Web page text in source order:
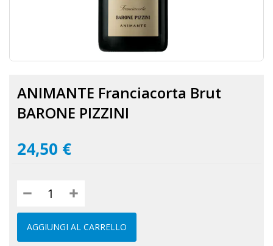
della
galleria
immagini
ANIMANTE Franciacorta Brut
BARONE PIZZINI
24,50 €
AGGIUNGI AL CARRELLO